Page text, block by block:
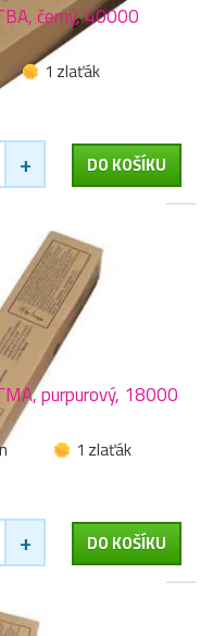
černý, 40000
1 zlaťák
+ DO KOŠÍKU
purpurový, 18000
1 zlaťák
+ DO KOŠÍKU